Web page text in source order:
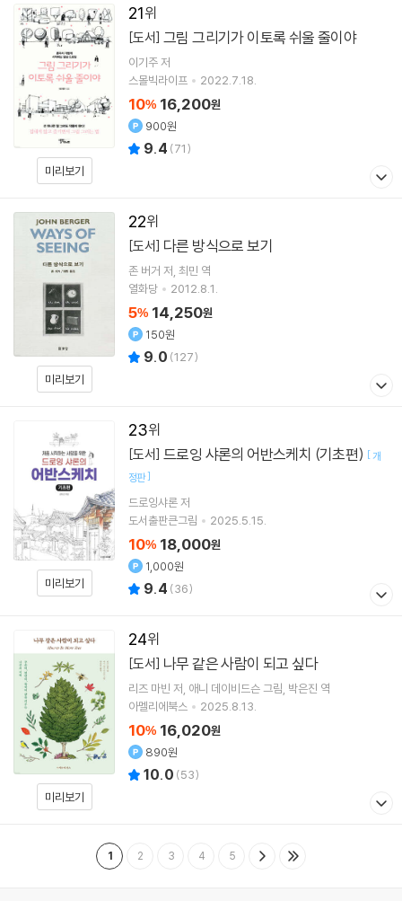
21
미리보기
[도서] 그림 그리기가 이토록 쉬울 줄이야
이기주저
스몰빅라이프
2022.7.18.
10% 16,200원
900원
9.4 (71)
22
미리보기
[도서] 다른 방식으로 보기
존 버거 저 최민 역
열화당
2012.8.1.
5% 14,250원
150원
9.0 (127)
23
미리보기
[도서] 드로잉 샤론의 어반스케치 (기초편) [개
정판]
드로잉샤론저
도서출판큰그림
2025.5.15.
10% 18,000원
1,000원
9.4 (36)
24
미리보기
[도서] 나무 같은 사람이 되고 싶다
리즈 마빈 저 애니 데이비드슨그림 박은진 역
아멜리에북스
2025.8.13.
10% 16,020원
890원
10.0 (53)
1 2 3 4 5